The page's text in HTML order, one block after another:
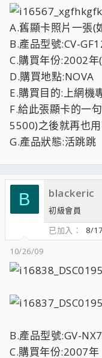
A.舊顯卡照片一張(
B.產品型號:CV-
C.購買年份:2002
D.購買地點:NOVA
E.購買目的:上網機
F.給此張顯卡的一
5500)之後就再也
G.產品狀態:活跳跳
B blackeric
初級會員
已加入
8/
10/26/09
B.產品型號:GV-
C.購買年份:2007年